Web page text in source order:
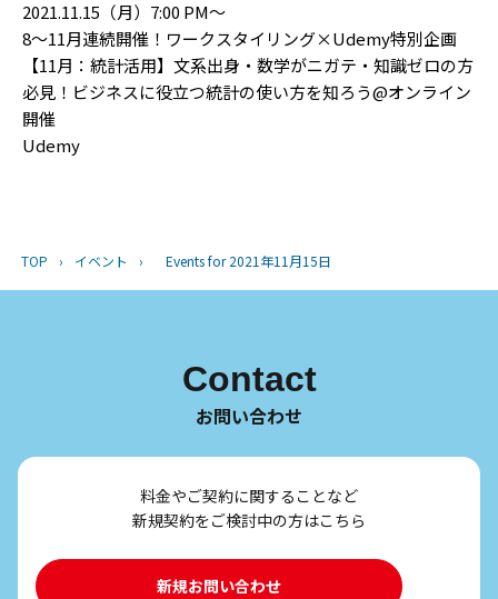
2021.11.15（月）7:00 PM〜
8〜11月連続開催！ワークスタイリング×Udemy特別企画
【11月：統計活用】文系出身・数学がニガテ・知識ゼロの方
必見！ビジネスに役立つ統計の使い方を知ろう@オンライン
開催
Udemy
TOP › イベント › Events for 2021年11月15日
Contact
お問い合わせ
料金やご契約に関することなど
新規契約をご検討中の方はこちら
新規お問い合わせ